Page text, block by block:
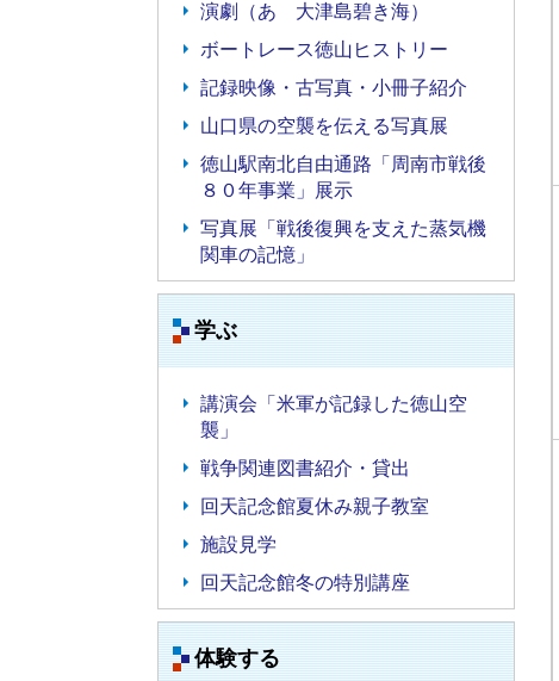
演劇（あゝ大津島碧き海）
ボートレース徳山ヒストリー
記録映像・古写真・小冊子紹介
山口県の空襲を伝える写真展
徳山駅南北自由通路「周南市戦後
８０年事業」展示
写真展「戦後復興を支えた蒸気機
関車の記憶」
学ぶ
講演会「米軍が記録した徳山空
襲」
戦争関連図書紹介・貸出
回天記念館夏休み親子教室
施設見学
回天記念館冬の特別講座
体験する